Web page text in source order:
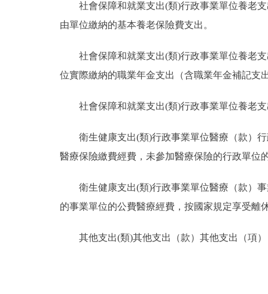
社會保障和就業支出(類)行政事業單位養老
由單位繳納的基本養老保險費支出。
社會保障和就業支出(類)行政事業單位養老
位實際繳納的職業年金支出（含職業年金補記支
社會保障和就業支出(類)行政事業單位養老
衛生健康支出(類)行政事業單位醫療（款）
醫療保險繳費經費，未參加醫療保險的行政單位
衛生健康支出(類)行政事業單位醫療（款）
的事業單位的公費醫療經費，按國家規定享受離
其他支出(類)其他支出（款）其他支出（項